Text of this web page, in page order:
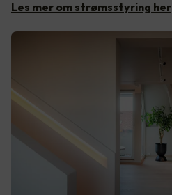
Les mer om strømsstyring her